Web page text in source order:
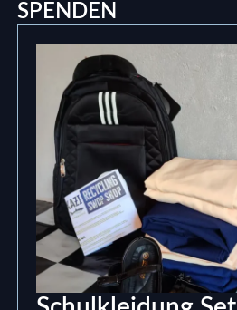
SPENDEN